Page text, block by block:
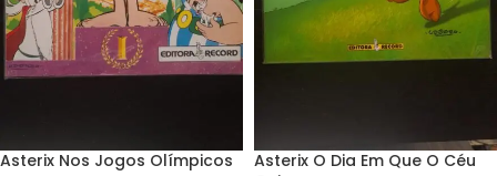
Asterix Nos Jogos Olímpicos
Asterix O Dia Em Que O Céu